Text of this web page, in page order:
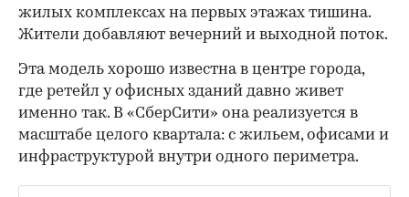
жилых комплексах на первых этажах тишина.
Жители добавляют вечерний и выходной поток.
Эта модель хорошо известна в центре города,
где ретейл у офисных зданий давно живет
именно так. В «СберСити» она реализуется в
масштабе целого квартала: с жильем, офисами и
инфраструктурой внутри одного периметра.